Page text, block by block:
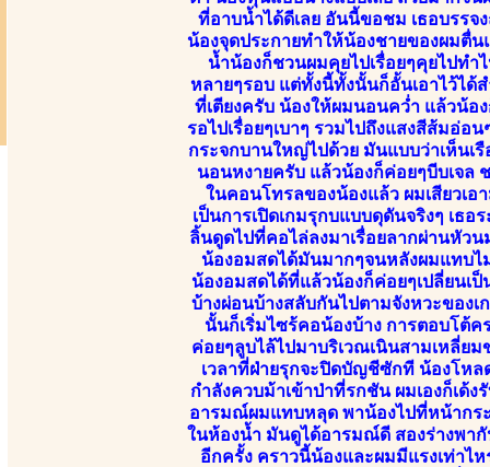
ที่อาบน้ำได้ดีเลย อันนี้ขอชม เธอบรรจ
น้องจุดประกายทำให้น้องชายของผมตื่น
น้ำน้องก็ชวนผมคุยไปเรื่อยๆคุยไปท
หลายๆรอบ แต่ทั้งนี้ทั้งนั้นก็อั้นเอาไว้ได้
ที่เตียงครับ น้องให้ผมนอนคว่ำ แล้วน้อ
รอไปเรื่อยๆเบาๆ รวมไปถึงแสงสีส้มอ่
กระจกบานใหญ่ไปด้วย มันแบบว่าเห็นเ
นอนหงายครับ แล้วน้องก็ค่อยๆบีบเจล
ในคอนโทรลของน้องแล้ว ผมเสียวเ
เป็นการเปิดเกมรุกบแบบดุดันจริงๆ เธ
ลิ้นดูดไปที่คอไล่ลงมาเรื่อยลากผ่านหัว
น้องอมสดได้มันมากๆจนหลังผมแทบ
น้องอมสดได้ที่แล้วน้องก็ค่อยๆเปลี่ยนเ
บ้างผ่อนบ้างสลับกันไปตามจังหวะของ
นั้นก็เริ่มไซร้คอน้องบ้าง การตอบโต้ค
ค่อยๆลูบไล้ไปมาบริเวณเนินสามเหลี่ย
เวลาที่ฝ่ายรุกจะปิดบัญชีซักที น้องโห
กำลังควบม้าเข้าป่าที่รกชัน ผมเองก็เด้
อารมณ์ผมแทบหลุด พาน้องไปที่หน้ากระ
ในห้องน้ำ มันดูได้อารมณ์ดี สองร่างพา
อีกครั้ง คราวนี้น้องและผมมีแรงเท่าไ